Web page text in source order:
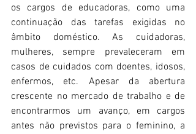
os cargos de educadoras, como uma
continuação das tarefas exigidas no
âmbito doméstico. As cuidadoras,
mulheres, sempre prevaleceram em
casos de cuidados com doentes, idosos,
enfermos, etc. Apesar da abertura
crescente no mercado de trabalho e de
encontrarmos um avanço, em cargos
antes não previstos para o feminino, a